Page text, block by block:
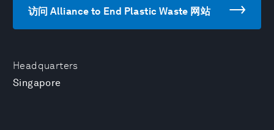
Headquarters
Singapore
访问 Alliance to End Plastic Waste 网站